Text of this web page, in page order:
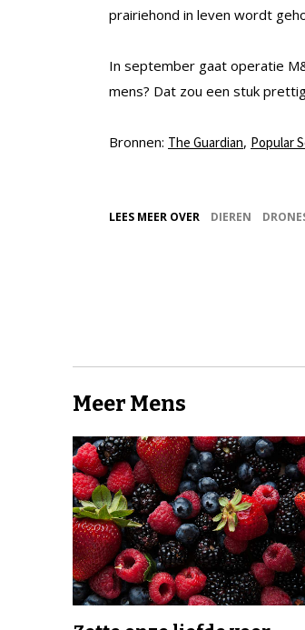
prairiehond in leven wordt
In september gaat operatie
mens? Dat zou een stuk
Bronnen: The Guardian, Popular
LEES MEER OVER DIEREN
Meer Mens